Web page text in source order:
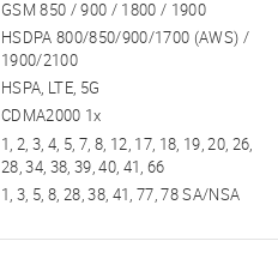
GSM 850 / 900 / 1800 / 1900
HSDPA 800/850/900/1700 (AWS) /
1900/2100
HSPA, LTE, 5G
CDMA2000 1x
1, 2, 3, 4, 5, 7, 8, 12, 17, 18, 19, 20, 26,
28, 34, 38, 39, 40, 41, 66
1, 3, 5, 8, 28, 38, 41, 77, 78 SA/NSA